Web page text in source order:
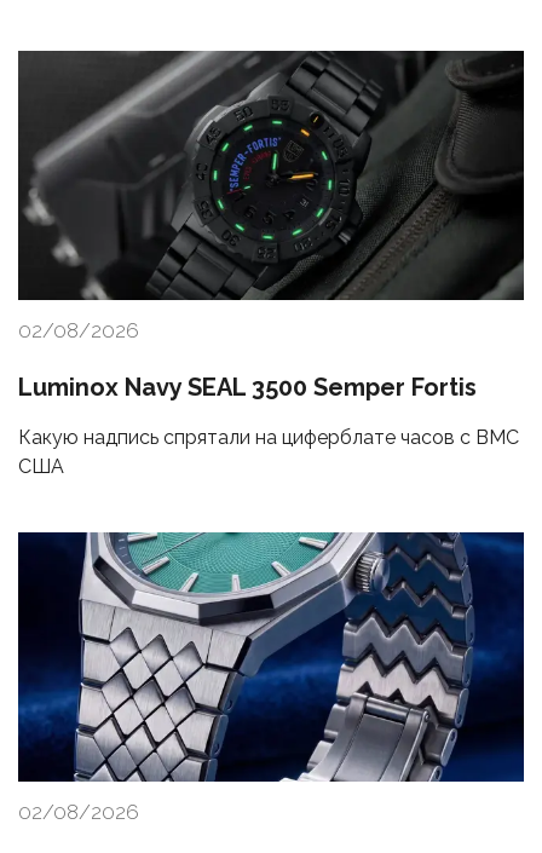
02/08/2026
Luminox Navy SEAL 3500 Semper Fortis
Какую надпись спрятали на циферблате часов с ВМС
США
02/08/2026